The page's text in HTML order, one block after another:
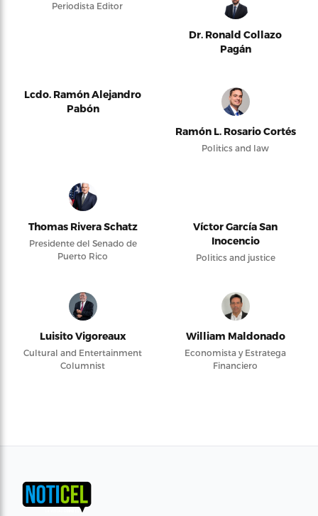
Periodista Editor
Dr. Ronald Collazo
Pagán
Lcdo. Ramón Alejandro
Pabón
Ramón L. Rosario Cortés
Politics and law
Thomas Rivera Schatz
Presidente del Senado de
Puerto Rico
Víctor García San
Inocencio
Politics and justice
Luisito Vigoreaux
Cultural and Entertainment
Columnist
William Maldonado
Economista y Estratega
Financiero